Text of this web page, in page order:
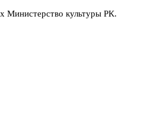
Министерство культуры РК.